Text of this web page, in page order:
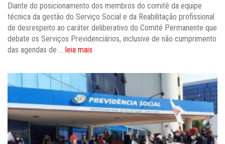
Diante do posicionamento dos membros do comitê da equipe
técnica da gestão do Serviço Social e da Reabilitação profissional
de desrespeito ao caráter deliberativo do Comitê Permanente que
debate os Serviços Previdenciários, inclusive de não cumprimento
das agendas de ... leia mais